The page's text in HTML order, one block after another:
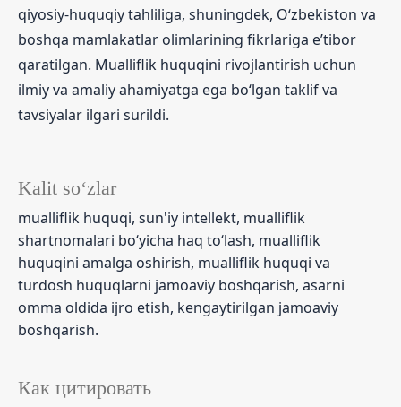
Kalit so‘zlar
mualliflik huquqi, sun'iy intellekt, mualliflik
shartnomalari bo‘yicha haq to‘lash, mualliflik
huquqini amalga oshirish, mualliflik huquqi va
turdosh huquqlarni jamoaviy boshqarish, asarni
omma oldida ijro etish, kengaytirilgan jamoaviy
boshqarish.
Как цитировать
qiyosiy-huquqiy tahliliga, shuningdek, O‘zbekiston va
boshqa mamlakatlar olimlarining fikrlariga eʼtibor
qaratilgan. Mualliflik huquqini rivojlantirish uchun
ilmiy va amaliy ahamiyatga ega bo‘lgan taklif va
tavsiyalar ilgari surildi.